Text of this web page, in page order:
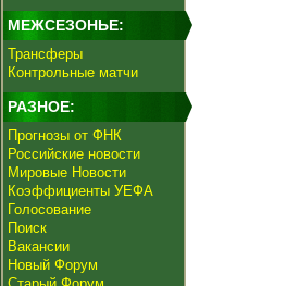
МЕЖСЕЗОНЬЕ:
Трансферы
Контрольные матчи
РАЗНОЕ:
Прогнозы от ФНК
Российские новости
Мировые Новости
Коэффициенты УЕФА
Голосование
Поиск
Вакансии
Новый Форум